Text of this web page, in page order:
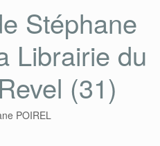
Stéphane
Librairie du
(31)
POIREL